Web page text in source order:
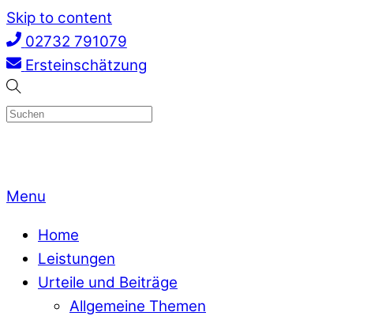
Skip to content
02732 791079
Ersteinschätzung
Menu
Home
Leistungen
Urteile und Beiträge
Allgemeine Themen